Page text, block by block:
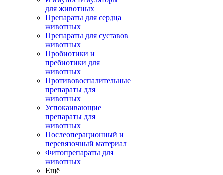
для животных
Препараты для сердца
животных
Препараты для суставов
животных
Пробиотики и
пребиотики для
животных
Противовоспалительные
препараты для
животных
Успокаивающие
препараты для
животных
Послеоперационный и
перевязочный материал
Фитопрепараты для
животных
Ещё